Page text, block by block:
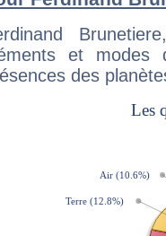
et modes
des